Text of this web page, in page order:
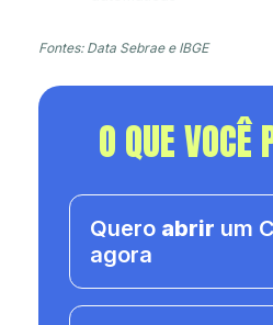
Fontes: Data Sebrae e IBGE
O QUE VOCÊ
Quero abrir um
agora